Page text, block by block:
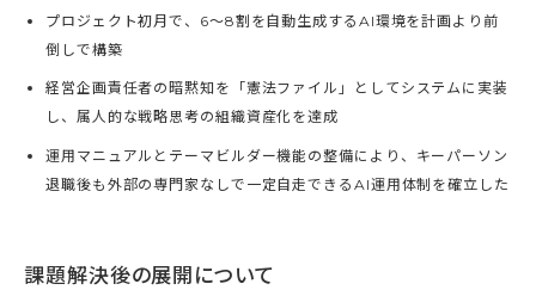
プロジェクト初月で、6〜8割を自動生成するAI環境を計画より前
倒しで構築
経営企画責任者の暗黙知を「憲法ファイル」としてシステムに実装
し、属人的な戦略思考の組織資産化を達成
運用マニュアルとテーマビルダー機能の整備により、キーパーソン
退職後も外部の専門家なしで一定自走できるAI運用体制を確立した
課題解決後の展開について